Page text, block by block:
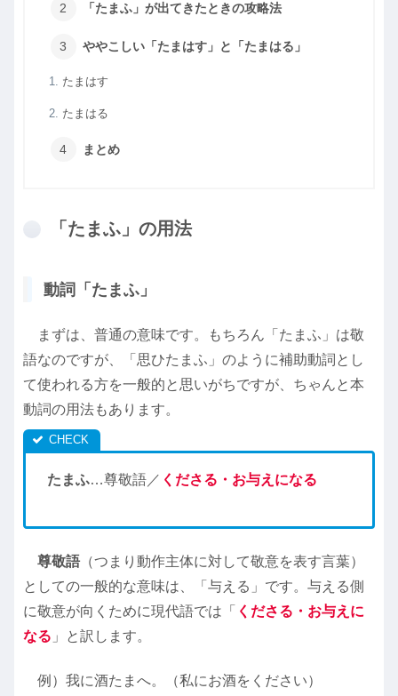
「たまふ」が出てきたときの攻略法
ややこしい「たまはす」と「たまはる」
たまはす
たまはる
まとめ
「たまふ」の用法
動詞「たまふ」
まずは、普通の意味です。もちろん「たまふ」は敬
語なのですが、「思ひたまふ」のように補助動詞とし
て使われる方を一般的と思いがちですが、ちゃんと本
動詞の用法もあります。
たまふ…尊敬語／ くださる・お与えになる
尊敬語（つまり動作主体に対して敬意を表す言葉）
としての一般的な意味は、「与える」です。与える側
に敬意が向くために現代語では「 くださる・お与えに
なる 」と訳します。
例）我に酒たまへ。（私にお酒をください）